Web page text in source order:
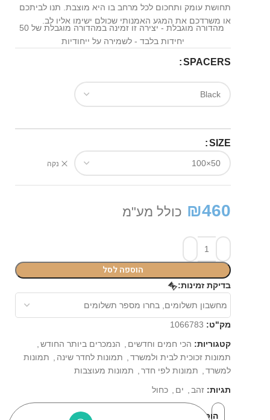
תחושת עומק ותחכום לכל מרחב בו היא מוצבת. תנו לביתכם
או משרדכם את המגע האמנותי שכולם ישימו אליו לב.
מהדורה מוגבלת - יצירה זו זמינה במהדורה מוגבלת של 50
יחידות בלבד - לשמירה על ייחודיות
SPACERS
SIZE
נקה
₪460 כולל מע"מ
הוספה לסל
בדיקת זמינות:⏳
מק"ט: 1066783
קטגוריות: הכי חמים וחדשים הנמכרים ביותר החודש
תמונות זכוכית לבית ולמשרד
תמונות לחדר שינה
תמונות
למשרד
תמונות לפי חדר
תמונות מעוצבות
תגיות: זהב ים כחול
הוסף